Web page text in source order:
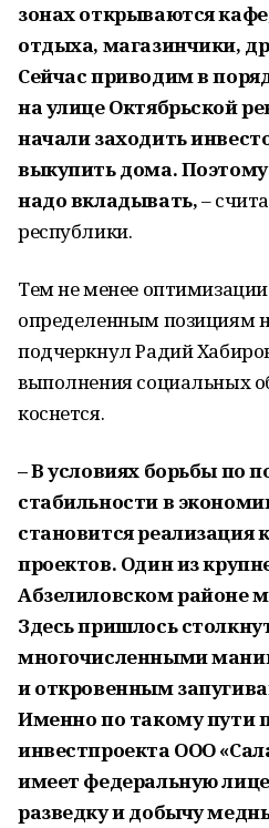
зонах открываются
отдыха, магазинчики,
Сейчас приводим в
на улице Октябрьской
начали заходить
выкупить дома. Поэтому
надо вкладывать,–
республики.
Тем не менее
определенным позициям
подчеркнул Радий
выполнения социальных
коснется.
– В условиях борьбы по
стабильности в
становится реализация
проектов. Один из
Абзелиловском районе
Здесь пришлось
многочисленными
и откровенным
Именно по такому пути
инвестпроекта ООО
имеет федеральную
разведку и добычу